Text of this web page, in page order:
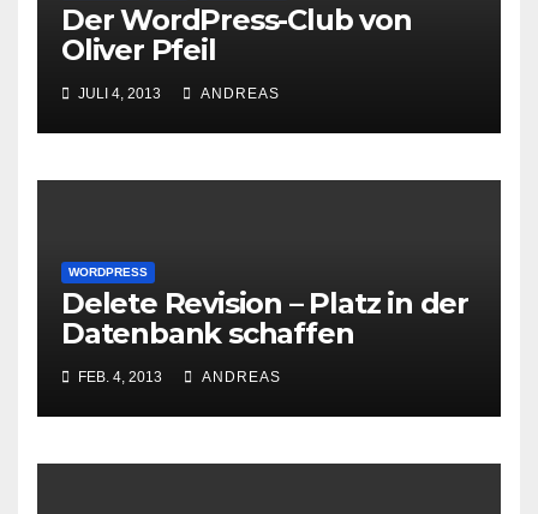
Der WordPress-Club von
Oliver Pfeil
JULI 4, 2013 ANDREAS
WORDPRESS
Delete Revision – Platz in der
Datenbank schaffen
FEB. 4, 2013 ANDREAS